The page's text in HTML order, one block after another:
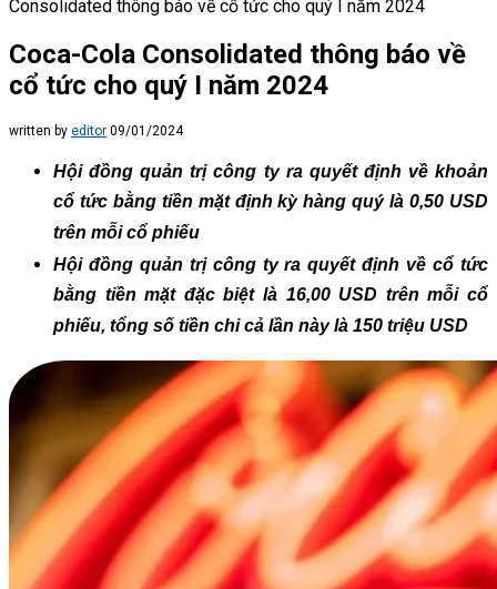
Consolidated thông báo về cổ tức cho quý I năm 2024
Coca-Cola Consolidated thông báo về
cổ tức cho quý I năm 2024
written by editor 09/01/2024
Hội đồng quản trị công ty ra quyết định về khoản
cổ tức bằng tiền mặt định kỳ hàng quý là 0,50 USD
trên mỗi cổ phiếu
Hội đồng quản trị công ty ra quyết định về cổ tức
bằng tiền mặt đặc biệt là 16,00 USD trên mỗi cổ
phiếu, tổng số tiền chi cả lần này là 150 triệu USD